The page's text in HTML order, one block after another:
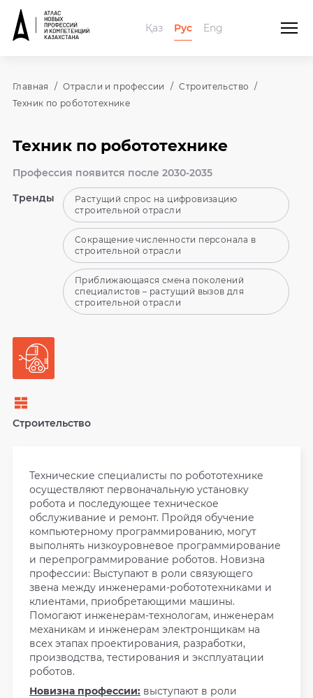
Қаз Рус Eng
Главная Отрасли и профессии
Строительство
Техник по робототехнике
Техник по робототехнике
Профессия появится после 2030-2035
Тренды
Растущий спрос на цифровизацию
строительной отрасли
Сокращение численности персонала в
строительной отрасли
Приближающаяся смена поколений
специалистов – растущий вызов для
строительной отрасли
Строительство
Технические специалисты по робототехнике
осуществляют первоначальную установку
робота и последующее техническое
обслуживание и ремонт. Пройдя обучение
компьютерному программированию, могут
выполнять низкоуровневое программирование
и перепрограммирование роботов. Новизна
профессии: Выступают в роли связующего
звена между инженерами-робототехниками и
клиентами, приобретающими машины.
Помогают инженерам-технологам, инженерам
механикам и инженерам электронщикам на
всех этапах проектирования, разработки,
производства, тестирования и эксплуатации
роботов.
Новизна профессии: выступают в роли